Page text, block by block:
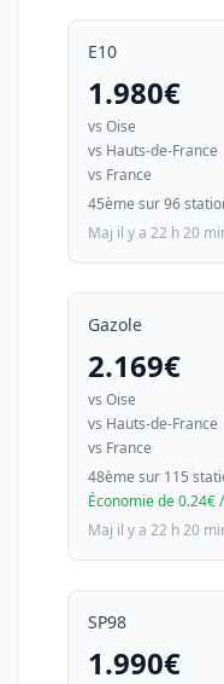
E10
1.980€
vs Oise
vs Hauts-de-France
vs France
45ème sur 96
Maj il y a 22 h 20
Gazole
2.169€
vs Oise
vs Hauts-de-France
vs France
48ème sur 115
Économie de 0.24€
Maj il y a 22 h 20
SP98
1.990€